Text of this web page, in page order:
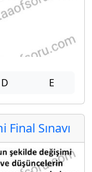
D E
Sınavı